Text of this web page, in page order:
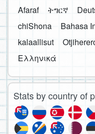
Afaraf
ትግርኛ
chiShona
Bahasa
kalaallisut
Ελληνικά
Stats by country of